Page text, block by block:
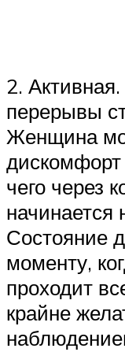
2.
перерывы
Женщина
чего через
начинается
Состояние
моменту,
проходит
крайне